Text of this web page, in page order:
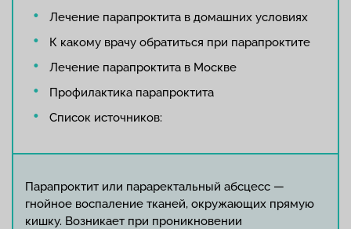
Лечение парапроктита в домашних условиях
К какому врачу обратиться при парапроктите
Лечение парапроктита в Москве
Профилактика парапроктита
Список источников:
Парапроктит или параректальный абсцесс —
гнойное воспаление тканей, окружающих прямую
кишку. Возникает при проникновении